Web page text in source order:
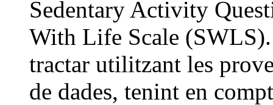
Sedentary Activity
With Life Scale (SWLS).
tractar utilitzant les
de dades, tenint en